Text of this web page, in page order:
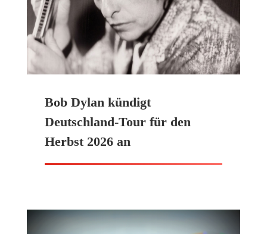
Bob Dylan kündigt
Deutschland-Tour für den
Herbst 2026 an